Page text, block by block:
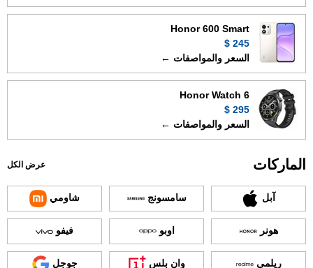
Honor 600 Smart
245 $
السعر والمواصفات ←
Honor Watch 6
295 $
السعر والمواصفات ←
الماركات عرض الكل
آبل سامسونج شاومي
هونر اوبو فيفو
ريلمي وان بلس جوجل